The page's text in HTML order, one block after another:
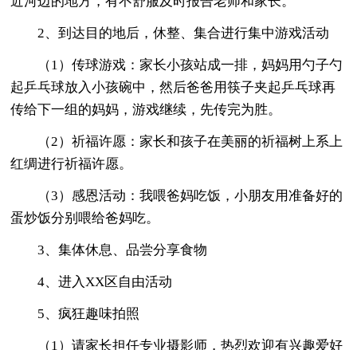
2、到达目的地后，休整、集合进行集中游戏活动
（1）传球游戏：家长小孩站成一排，妈妈用勺子勺
起乒乓球放入小孩碗中，然后爸爸用筷子夹起乒乓球再
传给下一组的妈妈，游戏继续，先传完为胜。
（2）祈福许愿：家长和孩子在美丽的祈福树上系上
红绸进行祈福许愿。
（3）感恩活动：我喂爸妈吃饭，小朋友用准备好的
蛋炒饭分别喂给爸妈吃。
3、集体休息、品尝分享食物
4、进入XX区自由活动
5、疯狂趣味拍照
（1）请家长担任专业摄影师，热烈欢迎有兴趣爱好